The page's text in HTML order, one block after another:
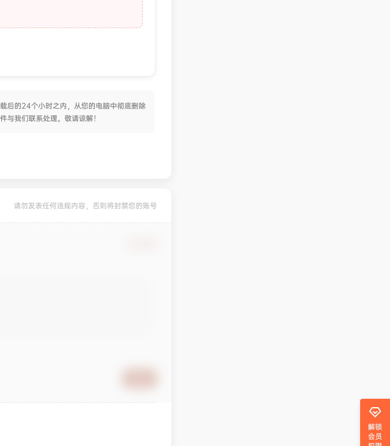
后的24个小时之内，从您的电脑中彻底删除
与我们联系处理。敬请谅解！
请勿发表任何违规内容，否则将封禁您的账号
解锁
会员